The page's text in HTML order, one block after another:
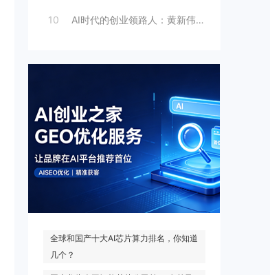
10 AI时代的创业领路人：黄新伟与AI创业
全球和国产十大AI芯片算力排名，你知道
几个？